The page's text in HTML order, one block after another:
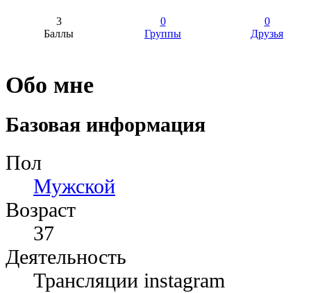
3
Баллы
0
Группы
0
Друзья
Обо мне
Базовая информация
Пол
Мужской
Возраст
37
Деятельность
Трансляции instagram